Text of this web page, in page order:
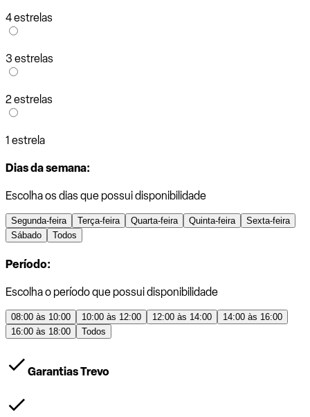
4 estrelas
3 estrelas
2 estrelas
1 estrela
Dias da semana:
Escolha os dias que possui disponibilidade
Segunda-feira Terça-feira Quarta-feira Quinta-feira
Sexta-feira
Sábado
Todos
Período:
Escolha o período que possui disponibilidade
08:00 às 10:00 10:00 às 12:00 12:00 às 14:00
14:00 às 16:00
16:00 às 18:00
Todos
Garantias Trevo